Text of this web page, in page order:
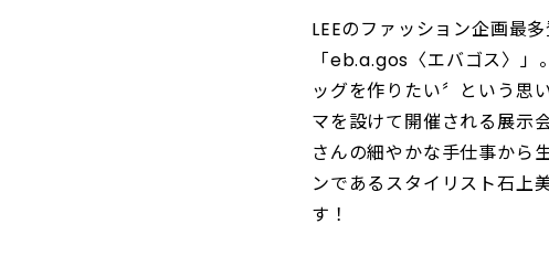
LEEのファッション企画最
「eb.a.gos〈エバゴス〉
ッグを作りたい〞という思
マを設けて開催される展示
さんの細やかな手仕事から
ンであるスタイリスト石上
す！